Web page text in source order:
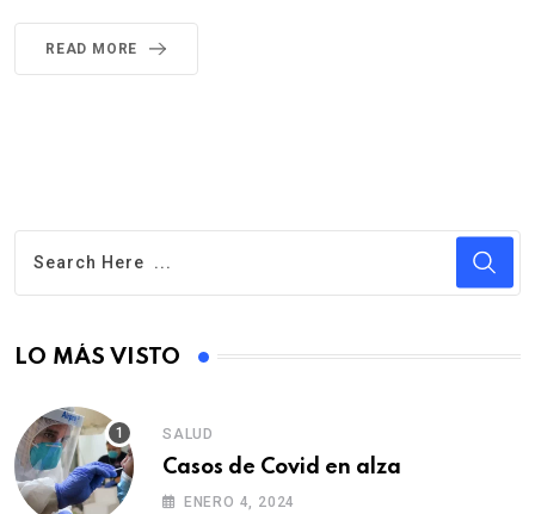
READ MORE
LO MÁS VISTO
SALUD
Casos de Covid en alza
ENERO 4, 2024